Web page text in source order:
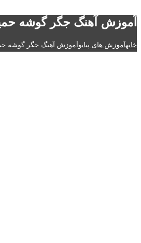
آموزش آهنگ جگر گوشه حمید
خانهآموزش های پیانوآموزش آهنگ جگر گوشه حمید